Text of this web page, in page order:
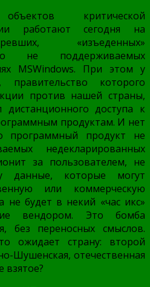
критической
работают сегодня на
«изъеденных»
не поддерживаемых
MSWindows. При этом у
правительство которого
против нашей страны,
дистанционного доступа к
продуктам. И нет
программный продукт не
недекларированных
за пользователем, не
данные, которые могут
или коммерческую
не будет в некий «час икс»
вендором. Это бомба
без переносных смыслов.
ожидает страну: второй
Шушенская, отечественная
взятое?